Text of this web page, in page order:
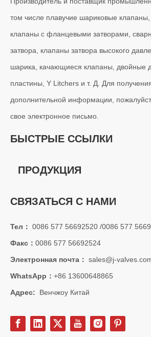
Почему стоит выбрать пробковые клапаны с пневматическим приводом J-VALVES? Основные преимущества и анализ случаев успеха
Откройте для себя основные
2026-06-13
том числе плавучие шариковые
клапаны с фланцевыми затворами,
затвора, клапаны затвора высокого
шарика, качающиеся клапаны, двойные
пластины, Y Litchers и т. Д. Для
дополнительной информации,
свое электронное письмо.
БЫСТРЫЕ ССЫЛКИ
ПРОДУКЦИЯ
СВЯЗАТЬСЯ С НАМИ
Тел： 0086 577 56692520 /0086 577
Факс： 0086 577 56692524
Электронная почта： sales@j-
WhatsApp： +86 13600648865
Адрес: Венчжоу Китай